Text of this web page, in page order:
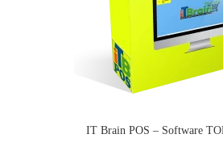
IT Brain POS – Software